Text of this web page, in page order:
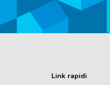
Link rapidi